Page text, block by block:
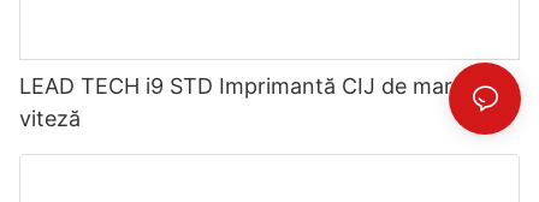
LEAD TECH i9 STD Imprimantă CIJ de mare
viteză